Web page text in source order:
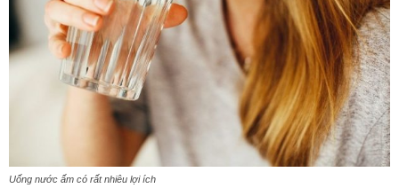
Uống nước ấm có rất nhiêu lợi ích